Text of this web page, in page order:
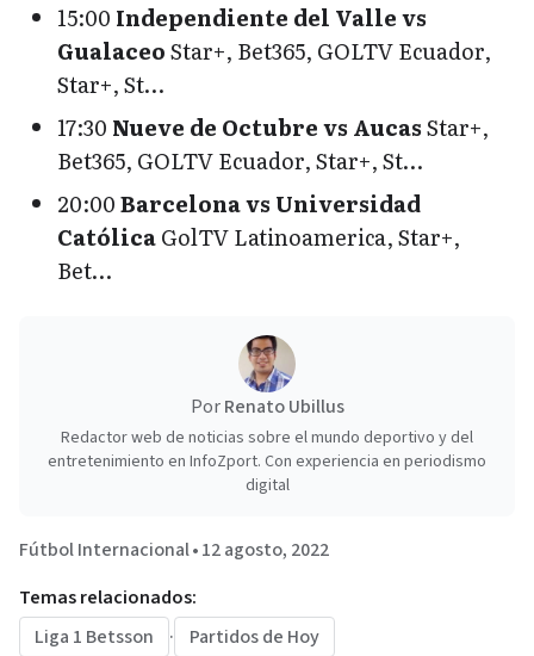
15:00 Independiente del Valle vs
GualaceoStar+, Bet365, GOLTV Ecuador,
Star+, St…
17:30 Nueve de Octubre vs AucasStar+,
Bet365, GOLTV Ecuador, Star+, St…
20:00Barcelona vs Universidad
CatólicaGolTV Latinoamerica, Star+,
Bet…
PorRenato Ubillus
Redactor web de noticias sobre el mundo deportivo y del
entretenimiento en InfoZport. Con experiencia en periodismo
digital
Fútbol Internacional•12 agosto, 2022
Temas relacionados:
Liga 1 Betsson
· Partidos de Hoy